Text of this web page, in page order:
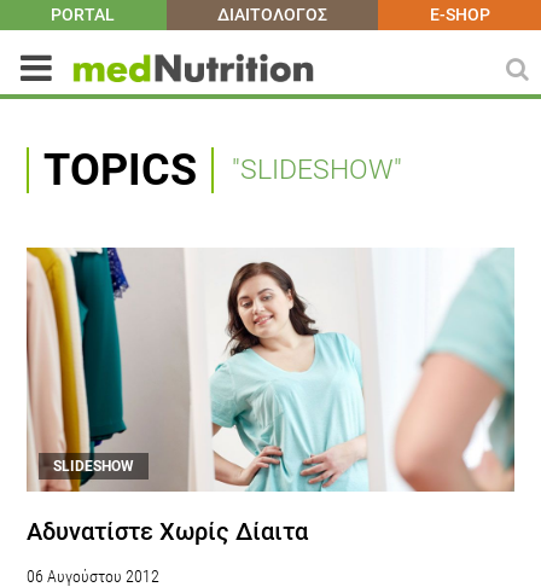
PORTAL ΔΙΑΙΤΟΛΟΓΟΣ E-SHOP
TOPICS "SLIDESHOW"
SLIDESHOW
Αδυνατίστε Χωρίς Δίαιτα
06 Αυγούστου 2012